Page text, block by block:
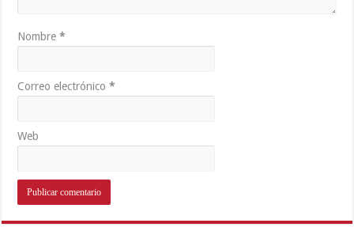
Nombre*
Correo electrónico*
Web